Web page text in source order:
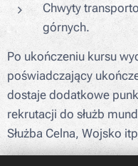
Chwyty
górnych.
Po ukończeniu kursu
poświadczający
dostaje dodatkowe
rekrutacji do służb
Służba Celna, Wojsko